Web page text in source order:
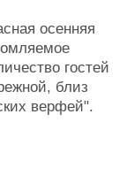
осенняя
гостей
близ
верфей".